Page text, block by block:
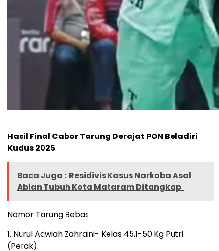
Hasil Final Cabor Tarung Derajat PON Beladiri
Kudus 2025
Baca Juga : Residivis Kasus Narkoba Asal
Abian Tubuh Kota Mataram Ditangkap
Nomor Tarung Bebas
1. Nurul Adwiah Zahraini- Kelas 45,1-50 Kg Putri
(Perak)